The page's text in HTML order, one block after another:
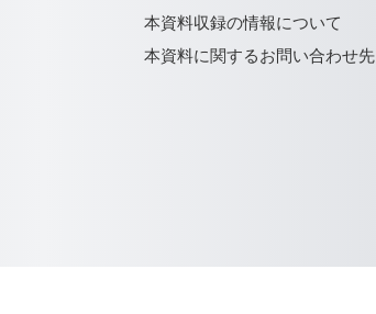
本資料収録の情報について
本資料に関するお問い合わせ先